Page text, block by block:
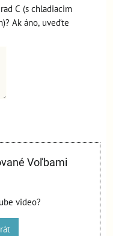
C (s chladiacim
Ak áno, uveďte
Voľbami
video?